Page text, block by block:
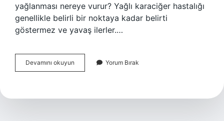
yağlanması nereye vurur? Yağlı karaciğer hastalığı
genellikle belirli bir noktaya kadar belirti
göstermez ve yavaş ilerler.…
Devamını okuyun Karaciğer
Yağlanması
Hastalıklar
Yorum Bırak